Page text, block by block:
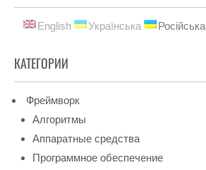
English Українська Російська
КАТЕГОРИИ
Фреймворк
Алгоритмы
Аппаратные средства
Программное обеспечение